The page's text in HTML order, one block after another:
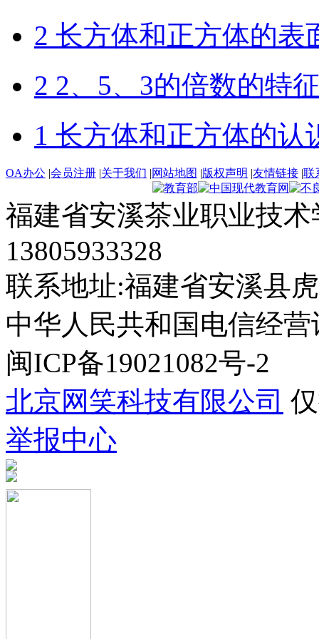
2 长方体和正方体的表
2 2、5、3的倍数的特
1 长方体和正方体的认
OA办公 |会员注册 |关于我们 |网站地图 |版权声明 |友情链接 |联
福建省安溪茶业职业技
13805933328
联系地址:福建省安溪县
中华人民共和国电信经营
闽ICP备19021082号-2
北京网笑科技有限公司
举报中心